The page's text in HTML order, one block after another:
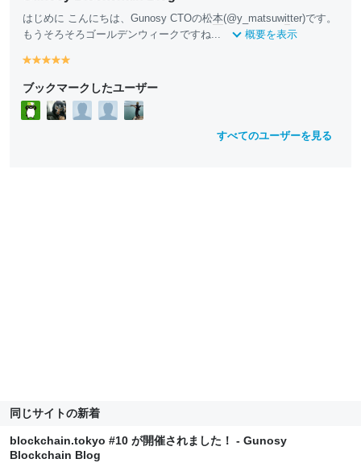
はじめに こんにちは、Gunosy CTOの松本(@y_matsuwitter)です。
もうそろそろゴールデンウィークですね...
概要を表示
y
ll
o
w
y
ll
o
w
y
ll
o
w
y
ll
o
w
ll
o
w
ブックマークしたユーザー
すべてのユーザーを見る
同じサイトの新着
blockchain.tokyo #10 が開催されました！ - Gunosy
Blockchain Blog